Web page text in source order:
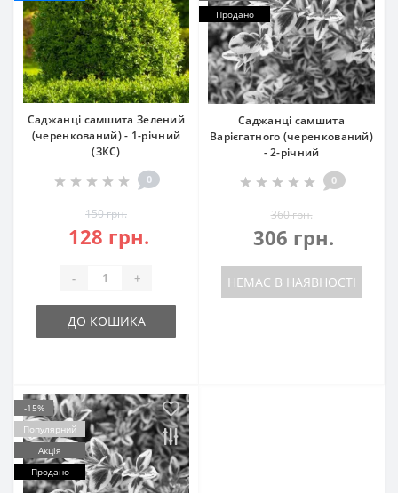
Саджанці самшита Зелений
(черенкований) - 1-річний
(ЗКС)
0
150 грн.
128 грн.
- +
ДО КОШИКА
Продано
Саджанці самшита
Варієгатного (черенкований)
- 2-річний
0
360 грн.
306 грн.
НЕМАЄ В НАЯВНОСТІ
-15%
Популярний
Акція
Продано